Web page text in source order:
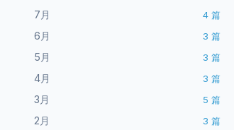
7月 4 篇
6月 3 篇
5月 3 篇
4月 3 篇
3月 5 篇
2月 3 篇